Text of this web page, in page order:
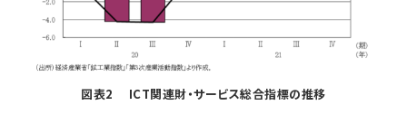
図表2 ICT関連財・サービス総合指標の推移